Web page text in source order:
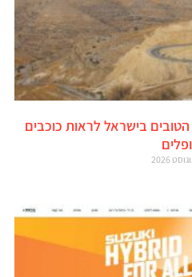
בישראל לראות כוכבים